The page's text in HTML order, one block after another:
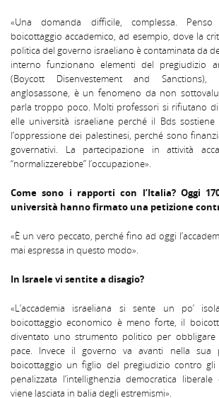
«Una domanda difficile, complessa.
boicottaggio accademico, ad esempio, dove la
politica del governo israeliano è contaminata da
interno funzionano elementi del pregiudizio
(Boycott Disenvestement and
anglosassone, è un fenomeno da non
parla troppo poco. Molti professori si rifiutano
elle università israeliane perché il Bds
l’oppressione dei palestinesi, perché sono
governativi. La partecipazione in attività
“normalizzerebbe” l’occupazione».
Come sono i rapporti con l’Italia? Oggi
università hanno firmato una petizione
«È un vero peccato, perché fino ad oggi
mai espressa in questo modo».
In Israele vi sentite a disagio?
«L’accademia israeliana si sente un po’
boicottaggio economico è meno forte, il
diventato uno strumento politico per
pace. Invece il governo va avanti nella sua
boicottaggio un figlio del pregiudizio contro gli
penalizzata l’intellighenzia democratica
viene lasciata in balia degli estremismi».